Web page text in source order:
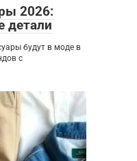
2026:
детали
будут в моде в
с